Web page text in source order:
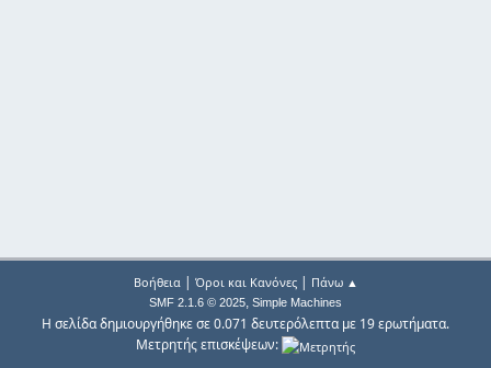
Βοήθεια| Όροι και Κανόνες| Πάνω ▲
SMF 2.1.6 © 2025, Simple Machines
Η σελίδα δημιουργήθηκε σε 0.071 δευτερόλεπτα με 19 ερωτήματα.
Μετρητής επισκέψεων: